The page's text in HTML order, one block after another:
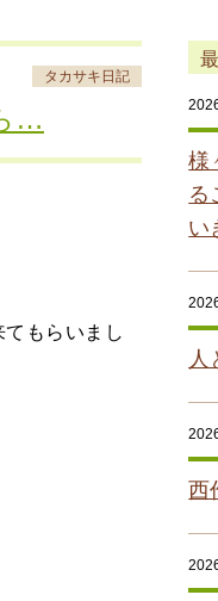
タカサキ日記
…
もらいまし
様
る
い
人
西